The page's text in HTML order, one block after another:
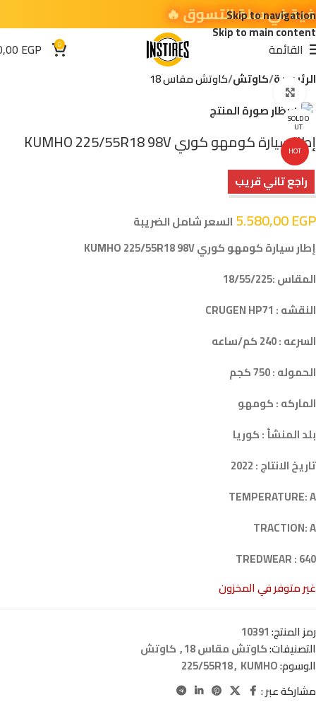
Skip to navigation
Skip to main content
القائمة 0
EGP
الرئيسية كاوتش كاوتش مقاس 18
SOLD O
UT
HOT
إطار سيارة كومهو كوري KUMHO 225/55R18 98V
راجع تاني قريب
5.580,00EGP
السعر شامل الضريبة
إطار سيارة كومهو كوري KUMHO 225/55R18 98V
المقاس :18/55/225
النقشه : CRUGEN HP71
السرعه : 240 كم/ساعه
الحموله : 750 كجم
الماركه : كومهو
بلد المنشأ : كوريا
تاريخ الانتاج : 2022
TEMPERATURE: A
TRACTION: A
TREDWEAR : 640
غير متوفر في المخزون
رمز المنتج:10391
التصنيفات:كاوتش مقاس 18 , كاوتش
الوسوم:
225/55R18, KUMHO
مشاركة عبر :